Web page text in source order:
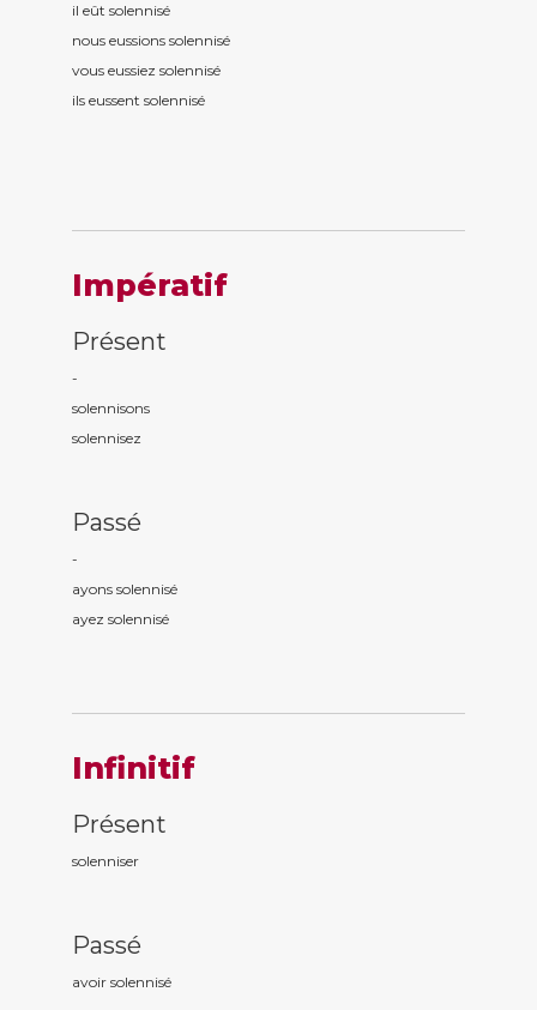
il eût solennisé
nous eussions solennisé
vous eussiez solennisé
ils eussent solennisé
Impératif
Présent
-
solennisons
solennisez
Passé
-
ayons solennisé
ayez solennisé
Infinitif
Présent
solenniser
Passé
avoir solennisé